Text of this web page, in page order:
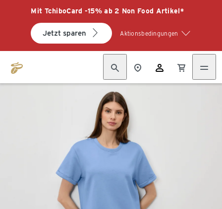
Mit TchiboCard -15% ab 2 Non Food Artikel*
Jetzt sparen Aktionsbedingungen